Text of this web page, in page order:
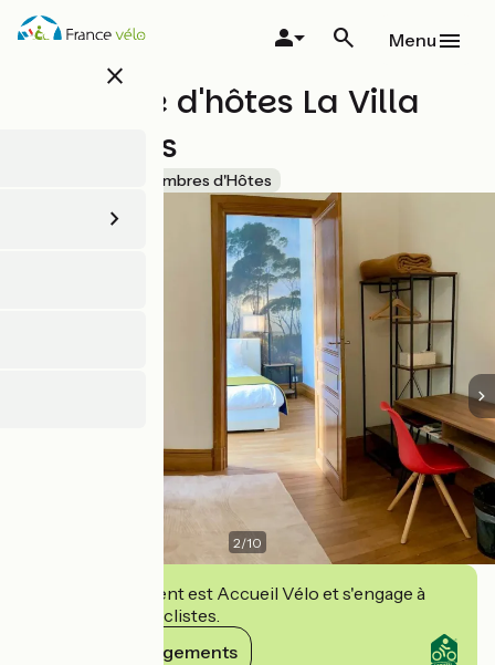
Aller
au
close
Menu
Chambre d'hôtes La Villa
des Roses
Chambres d'Hôtes
2/10
Cet établissement est Accueil Vélo et s'engage à
accueillir des cyclistes.
Voir ses engagements